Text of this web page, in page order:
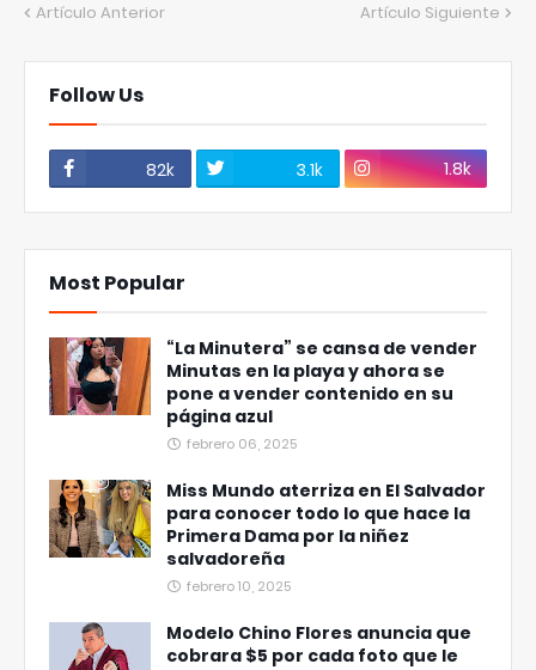
Artículo Anterior Artículo Siguiente
Follow Us
82k 3.1k 1.8k
Most Popular
“La Minutera” se cansa de vender
Minutas en la playa y ahora se
pone a vender contenido en su
página azul
febrero 06, 2025
Miss Mundo aterriza en El Salvador
para conocer todo lo que hace la
Primera Dama por la niñez
salvadoreña
febrero 10, 2025
Modelo Chino Flores anuncia que
cobrara $5 por cada foto que le